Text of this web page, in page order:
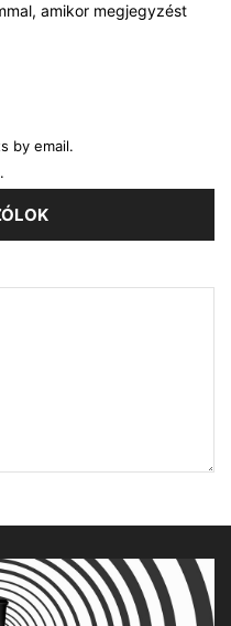
amikor megjegyzést
by email.